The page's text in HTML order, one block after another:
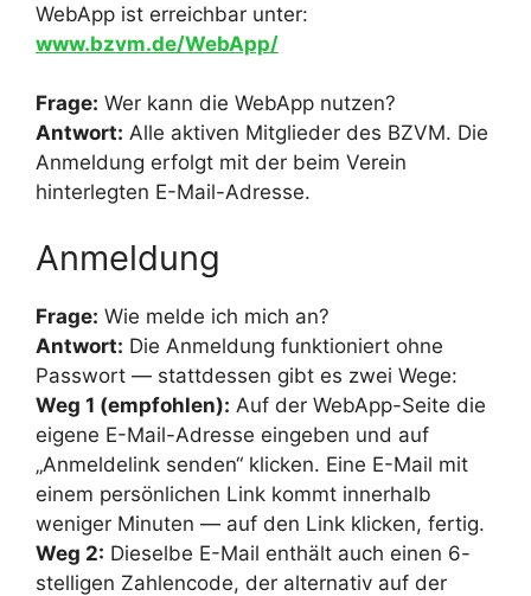
WebApp ist erreichbar unter:
www.bzvm.de/WebApp/
Frage: Wer kann die WebApp nutzen?
Antwort: Alle aktiven Mitglieder des BZVM. Die
Anmeldung erfolgt mit der beim Verein
hinterlegten E-Mail-Adresse.
Anmeldung
Frage: Wie melde ich mich an?
Antwort: Die Anmeldung funktioniert ohne
Passwort — stattdessen gibt es zwei Wege:
Weg 1 (empfohlen): Auf der WebApp-Seite die
eigene E-Mail-Adresse eingeben und auf
„Anmeldelink senden“ klicken. Eine E-Mail mit
einem persönlichen Link kommt innerhalb
weniger Minuten — auf den Link klicken, fertig.
Weg 2: Dieselbe E-Mail enthält auch einen 6-
stelligen Zahlencode, der alternativ auf der